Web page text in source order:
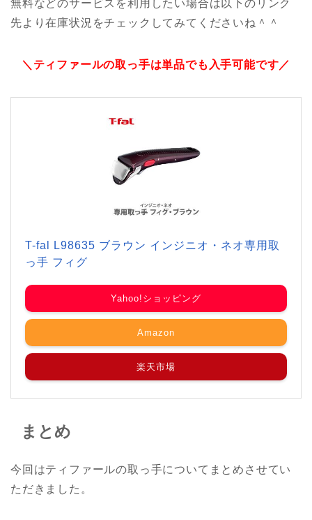
無料などのサービスを利用したい場合は以下のリンク
先より在庫状況をチェックしてみてくださいね＾＾
＼ティファールの取っ手は単品でも入手可能です／
T-fal L98635 ブラウン インジニオ・ネオ専用取
っ手 フィグ
Yahoo!ショッピング
Amazon
楽天市場
まとめ
今回はティファールの取っ手についてまとめさせてい
ただきました。